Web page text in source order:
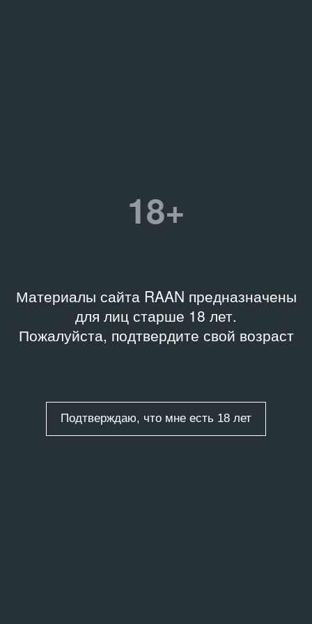
18+
Материалы сайта RAAN предназначены
для лиц старше 18 лет.
Пожалуйста, подтвердите свой возраст
Подтверждаю, что мне есть 18 лет